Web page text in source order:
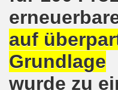
auf
Grundlage
wurde zu
Bewegung am
am
am